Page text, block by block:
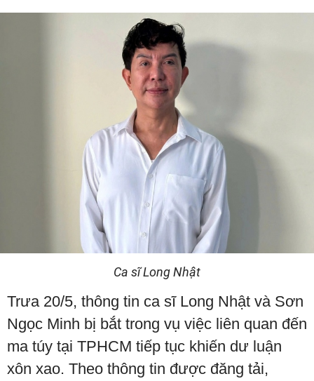
Ca sĩ Long Nhật
Trưa 20/5, thông tin ca sĩ Long Nhật và Sơn
Ngọc Minh bị bắt trong vụ việc liên quan đến
ma túy tại TPHCM tiếp tục khiến dư luận
xôn xao. Theo thông tin được đăng tải,